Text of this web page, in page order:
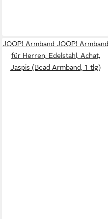
JOOP! Armband JOOP! Armband
für Herren, Edelstahl, Achat,
Jaspis (Bead Armband, 1-tlg)